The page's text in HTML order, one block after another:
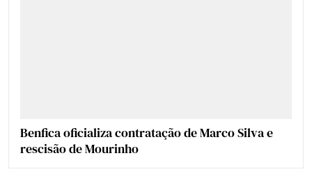
Benfica oficializa contratação de Marco Silva e
rescisão de Mourinho